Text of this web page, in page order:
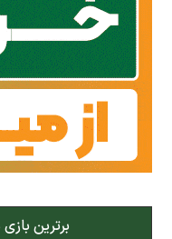
برترین